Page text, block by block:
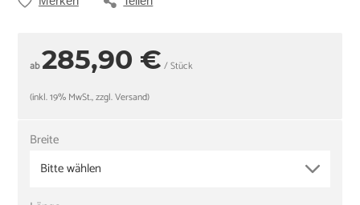
ab285,90 € / Stück
(inkl. 19% MwSt., zzgl. Versand)
Breite
Bitte wählen